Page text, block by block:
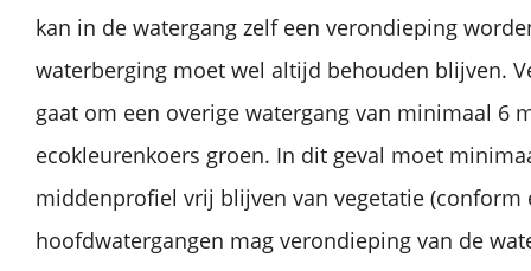
kan in de watergang zelf een verondieping
waterberging moet wel altijd behouden blijven.
gaat om een overige watergang van minimaal 6
ecokleurenkoers groen. In dit geval moet
middenprofiel vrij blijven van vegetatie (conform
hoofdwatergangen mag verondieping van de